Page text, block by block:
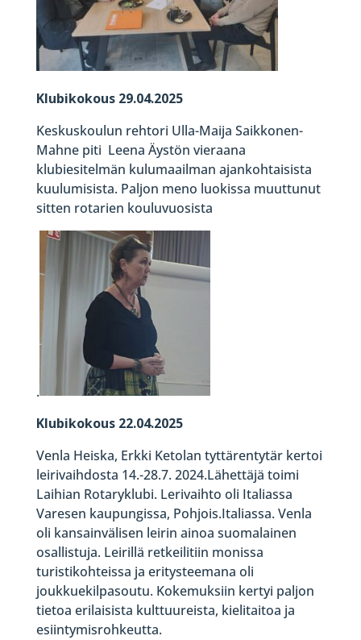
Klubikokous 29.04.2025
Keskuskoulun rehtori Ulla-Maija Saikkonen-
Mahne piti Leena Äystön vieraana
klubiesitelmän kulumaailman ajankohtaisista
kuulumisista. Paljon meno luokissa muuttunut
sitten rotarien kouluvuosista
.
Klubikokous 22.04.2025
Venla Heiska, Erkki Ketolan tyttärentytär kertoi
leirivaihdosta 14.-28.7. 2024.Lähettäjä toimi
Laihian Rotaryklubi. Lerivaihto oli Italiassa
Varesen kaupungissa, Pohjois.Italiassa. Venla
oli kansainvälisen leirin ainoa suomalainen
osallistuja. Leirillä retkeilitiin monissa
turistikohteissa ja eritysteemana oli
joukkuekilpasoutu. Kokemuksiin kertyi paljon
tietoa erilaisista kulttuureista, kielitaitoa ja
esiintymisrohkeutta.